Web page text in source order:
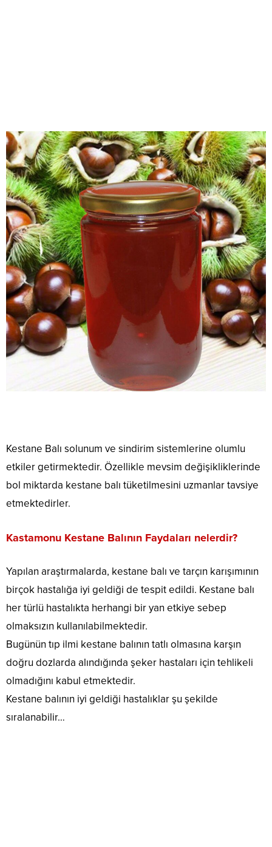
Kestane Balı solunum ve sindirim sistemlerine olumlu
etkiler getirmektedir. Özellikle mevsim değişikliklerinde
bol miktarda kestane balı tüketilmesini uzmanlar tavsiye
etmektedirler.
Kastamonu Kestane Balının Faydaları nelerdir?
Yapılan araştırmalarda, kestane balı ve tarçın karışımının
birçok hastalığa iyi geldiği de tespit edildi. Kestane balı
her türlü hastalıkta herhangi bir yan etkiye sebep
olmaksızın kullanılabilmektedir.
Bugünün tıp ilmi kestane balının tatlı olmasına karşın
doğru dozlarda alındığında şeker hastaları için tehlikeli
olmadığını kabul etmektedir.
Kestane balının iyi geldiği hastalıklar şu şekilde
sıralanabilir…